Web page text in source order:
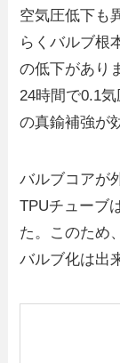
空気圧低下も
らくバルブ根
の低下があり
24時間で0.1
の真鍮補強が
バルブコアが
TPUチューブ
た。このため
バルブ化は出